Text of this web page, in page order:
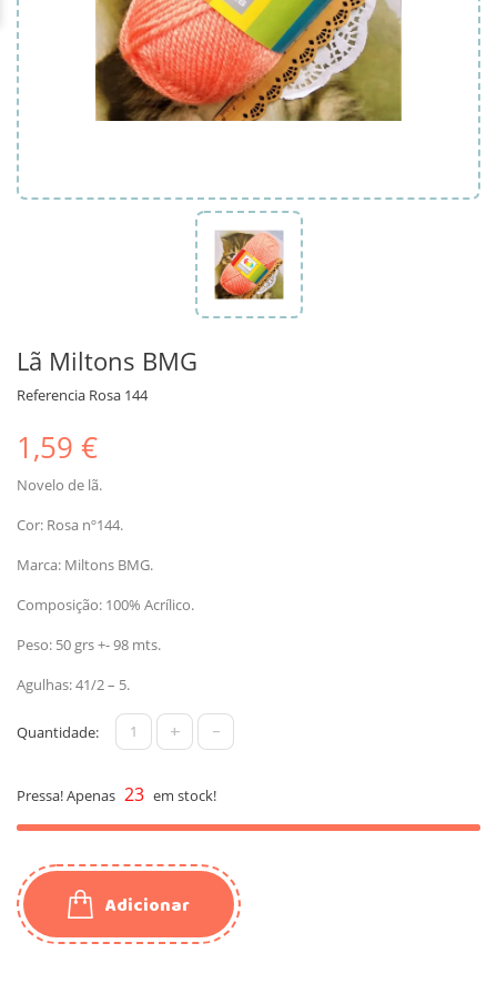
Lã Miltons BMG
Referencia Rosa 144
1,59 €
Novelo de lã.
Cor: Rosa nº144.
Marca: Miltons BMG.
Composição: 100% Acrílico.
Peso: 50 grs +- 98 mts.
Agulhas: 41/2 – 5.
Quantidade: + -
Pressa! Apenas 23 em stock!
Adicionar